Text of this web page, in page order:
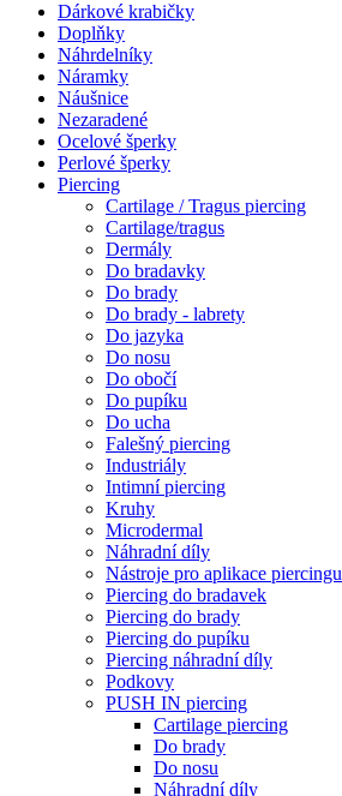
Dárkové krabičky
Doplňky
Náhrdelníky
Náramky
Náušnice
Nezaradené
Ocelové šperky
Perlové šperky
Piercing
Cartilage / Tragus piercing
Cartilage/tragus
Dermály
Do bradavky
Do brady
Do brady - labrety
Do jazyka
Do nosu
Do obočí
Do pupíku
Do ucha
Falešný piercing
Industriály
Intimní piercing
Kruhy
Microdermal
Náhradní díly
Nástroje pro aplikace piercingu
Piercing do bradavek
Piercing do brady
Piercing do pupíku
Piercing náhradní díly
Podkovy
PUSH IN piercing
Cartilage piercing
Do brady
Do nosu
Náhradní díly